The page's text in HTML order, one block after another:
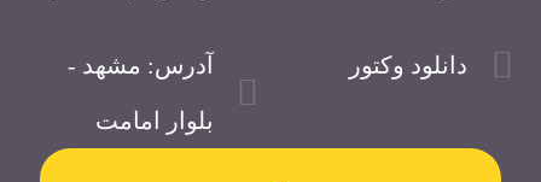
دانلود وکتور آدرس: مشهد -
بلوار امامت